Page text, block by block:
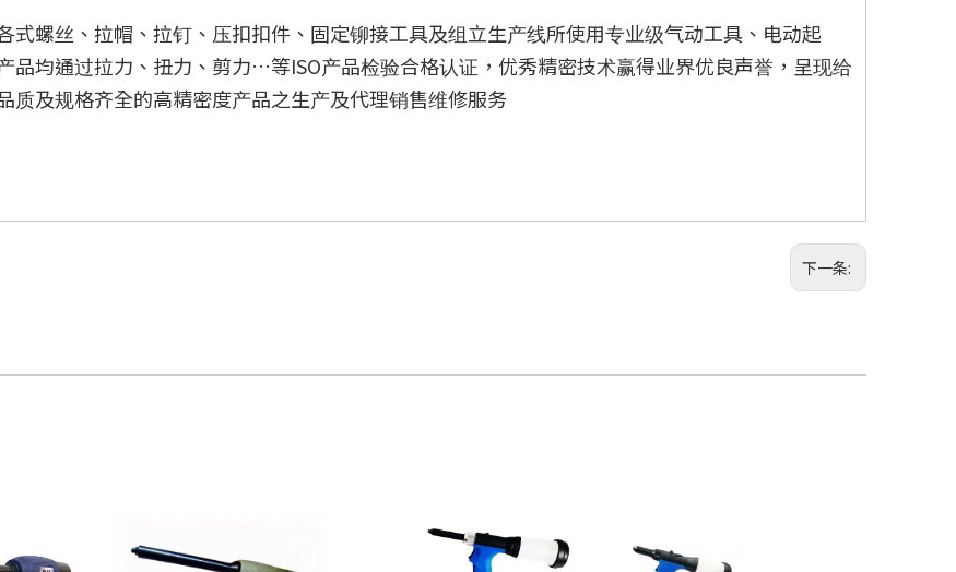
式螺丝、拉帽、拉钉、压扣扣件、固定铆接工具及组立生产线所使用专业级气动工具、电动起
品均通过拉力、扭力、剪力…等ISO产品检验合格认证，优秀精密技术赢得业界优良声誉，呈现给
质及规格齐全的高精密度产品之生产及代理销售维修服务
下一条: